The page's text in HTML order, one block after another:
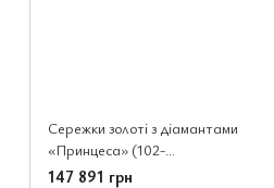
Сережки золоті з діамантами
«Принцеса» (102-
10115(3.0)PR)
147 891 грн